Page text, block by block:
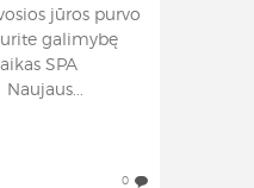
jūros purvo
galimybę
SPA
0